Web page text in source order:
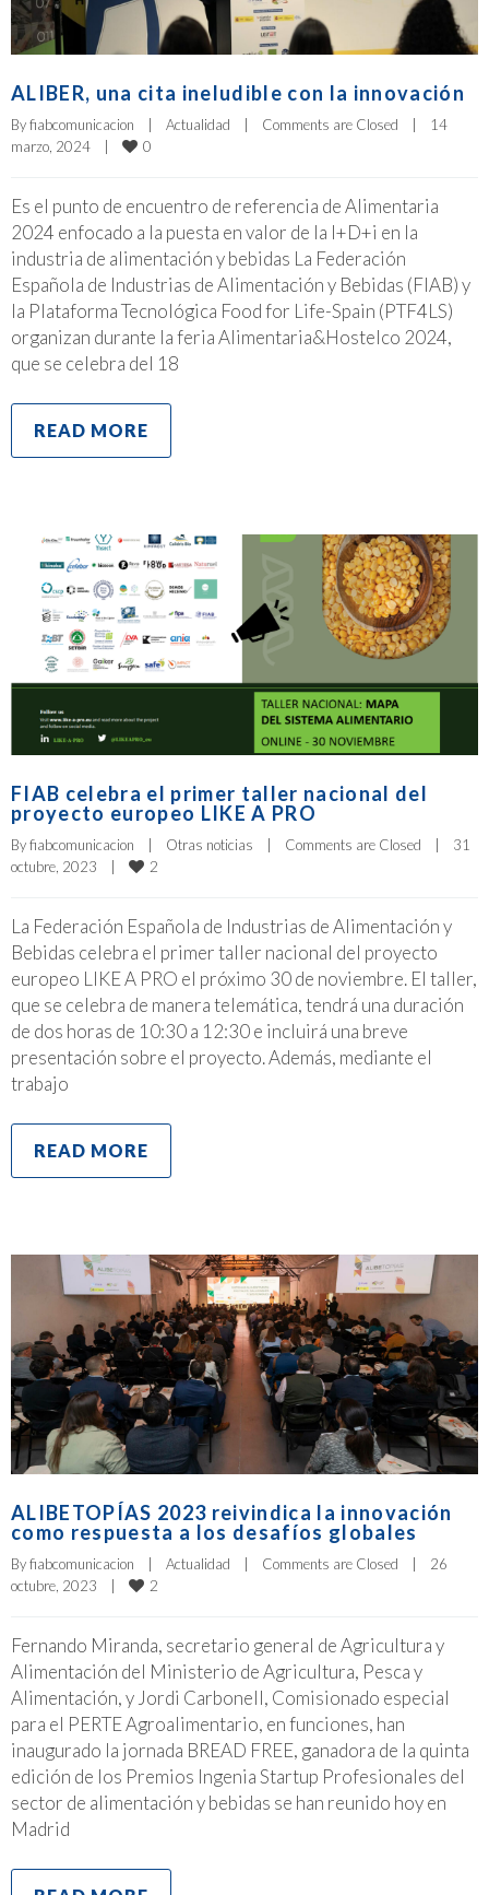
ALIBER, una cita ineludible con la innovación
By fiabcomunicacion Actualidad Comments are Closed
14
marzo, 2024
0
Es el punto de encuentro de referencia de Alimentaria
2024 enfocado a la puesta en valor de la I+D+i en la
industria de alimentación y bebidas La Federación
Española de Industrias de Alimentación y Bebidas (FIAB) y
la Plataforma Tecnológica Food for Life-Spain (PTF4LS)
organizan durante la feria Alimentaria&Hostelco 2024,
que se celebra del 18
READ MORE
FIAB celebra el primer taller nacional del
proyecto europeo LIKE A PRO
By fiabcomunicacion | Otras noticias | Comments are Closed |
31
octubre, 2023
| 2
La Federación Española de Industrias de Alimentación y
Bebidas celebra el primer taller nacional del proyecto
europeo LIKE A PRO el próximo 30 de noviembre. El taller,
que se celebra de manera telemática, tendrá una duración
de dos horas de 10:30 a 12:30 e incluirá una breve
presentación sobre el proyecto. Además, mediante el
trabajo
READ MORE
ALIBETOPÍAS 2023 reivindica la innovación
como respuesta a los desafíos globales
By fiabcomunicacion Actualidad Comments are Closed
26
octubre, 2023
2
Fernando Miranda, secretario general de Agricultura y
Alimentación del Ministerio de Agricultura, Pesca y
Alimentación, y Jordi Carbonell, Comisionado especial
para el PERTE Agroalimentario, en funciones, han
inaugurado la jornada BREAD FREE, ganadora de la quinta
edición de los Premios Ingenia Startup Profesionales del
sector de alimentación y bebidas se han reunido hoy en
Madrid